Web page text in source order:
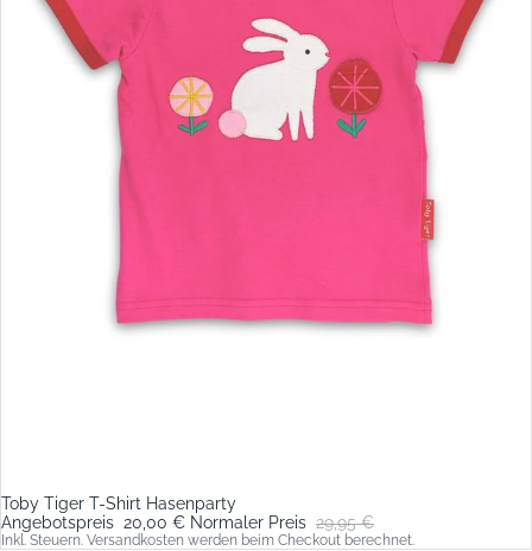
Sale
Toby Tiger T-Shirt Hasenparty
Angebotspreis 20,00 € Normaler Preis 29,95 €
Inkl. Steuern. Versandkosten werden beim Checkout berechnet.